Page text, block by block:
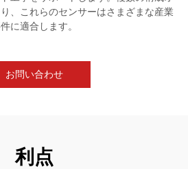
、これらのセンサーはさまざまな産業
に適合します。
お問い合わせ
利点